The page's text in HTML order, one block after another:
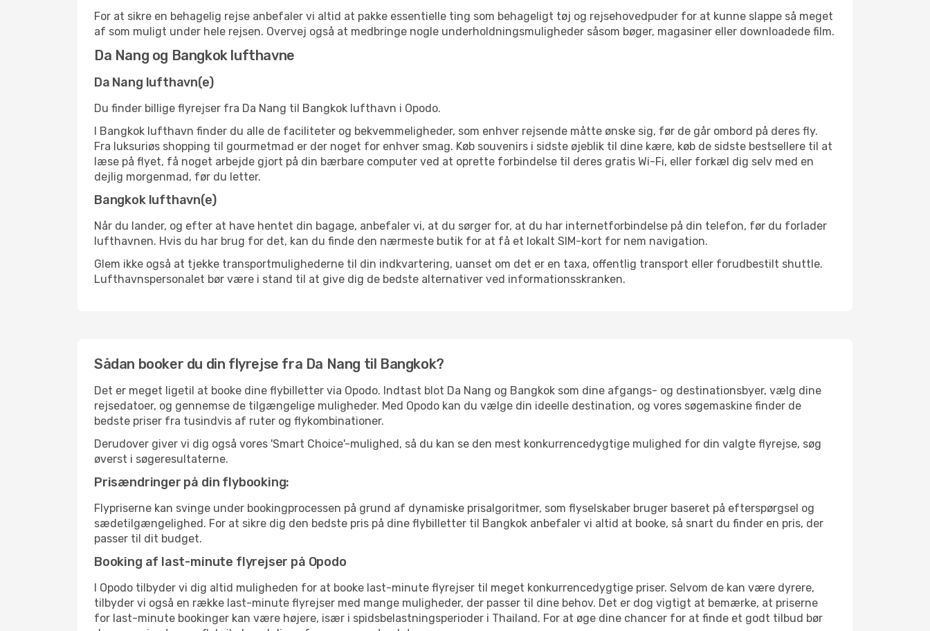
For at sikre en behagelig rejse anbefaler vi altid at pakke essentielle ting som behageligt tøj og rejsehovedpuder for at kunne slappe så meget
af som muligt under hele rejsen. Overvej også at medbringe nogle underholdningsmuligheder såsom bøger, magasiner eller downloadede film.
Da Nang og Bangkok lufthavne
Da Nang lufthavn(e)
Du finder billige flyrejser fra Da Nang til Bangkok lufthavn i Opodo.
I Bangkok lufthavn finder du alle de faciliteter og bekvemmeligheder, som enhver rejsende måtte ønske sig, før de går ombord på deres fly.
Fra luksuriøs shopping til gourmetmad er der noget for enhver smag. Køb souvenirs i sidste øjeblik til dine kære, køb de sidste bestsellere til at
læse på flyet, få noget arbejde gjort på din bærbare computer ved at oprette forbindelse til deres gratis Wi-Fi, eller forkæl dig selv med en
dejlig morgenmad, før du letter.
Bangkok lufthavn(e)
Når du lander, og efter at have hentet din bagage, anbefaler vi, at du sørger for, at du har internetforbindelse på din telefon, før du forlader
lufthavnen. Hvis du har brug for det, kan du finde den nærmeste butik for at få et lokalt SIM-kort for nem navigation.
Glem ikke også at tjekke transportmulighederne til din indkvartering, uanset om det er en taxa, offentlig transport eller forudbestilt shuttle.
Lufthavnspersonalet bør være i stand til at give dig de bedste alternativer ved informationsskranken.
Sådan booker du din flyrejse fra Da Nang til Bangkok?
Det er meget ligetil at booke dine flybilletter via Opodo. Indtast blot Da Nang og Bangkok som dine afgangs- og destinationsbyer, vælg dine
rejsedatoer, og gennemse de tilgængelige muligheder. Med Opodo kan du vælge din ideelle destination, og vores søgemaskine finder de
bedste priser fra tusindvis af ruter og flykombinationer.
Derudover giver vi dig også vores 'Smart Choice'-mulighed, så du kan se den mest konkurrencedygtige mulighed for din valgte flyrejse, søg
øverst i søgeresultaterne.
Prisændringer på din flybooking:
Flypriserne kan svinge under bookingprocessen på grund af dynamiske prisalgoritmer, som flyselskaber bruger baseret på efterspørgsel og
sædetilgængelighed. For at sikre dig den bedste pris på dine flybilletter til Bangkok anbefaler vi altid at booke, så snart du finder en pris, der
passer til dit budget.
Booking af last-minute flyrejser på Opodo
I Opodo tilbyder vi dig altid muligheden for at booke last-minute flyrejser til meget konkurrencedygtige priser. Selvom de kan være dyrere,
tilbyder vi også en række last-minute flyrejser med mange muligheder, der passer til dine behov. Det er dog vigtigt at bemærke, at priserne
for last-minute bookinger kan være højere, især i spidsbelastningsperioder i Thailand. For at øge dine chancer for at finde et godt tilbud bør